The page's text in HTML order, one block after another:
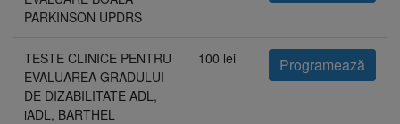
PARKINSON UPDRS
TESTE CLINICE PENTRU
EVALUAREA GRADULUI
DE DIZABILITATE ADL,
iADL, BARTHEL
100 lei Programează